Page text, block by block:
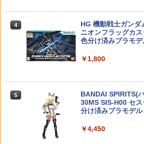
18 ジョイントセッ
￥1,430
n) illustration by
27年1月発売】[グ
Order』 オベロン
(塗装済みフィギュ
撃 (ブラック) 誕
倉庫より発送
(1kg)
￥2,468
4
52TOYS
セス On the Run シ
ックス フィギュア
新年のギフトに最適
TAMASHII
バルキリー45th
4
HG 機動戦士ガンダ
ニオンフラッグカ
色分け済みプラモデ
￥1,800
5
BANDAI SPIRITS(
30MS SIS-H00 セ
分け済みプラモデル
￥4,450